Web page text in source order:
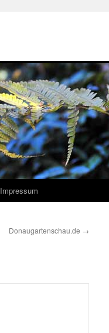
Impressum
Donaugartenschau.de →